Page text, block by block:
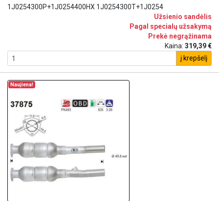
1J0254300P+1J0254400HX 1J0254300T+1J0254
Užsienio sandėlis
Pagal specialų užsakymą
Prekė negrąžinama
Kaina: 319,39 €
į krepšelį
Naujiena!